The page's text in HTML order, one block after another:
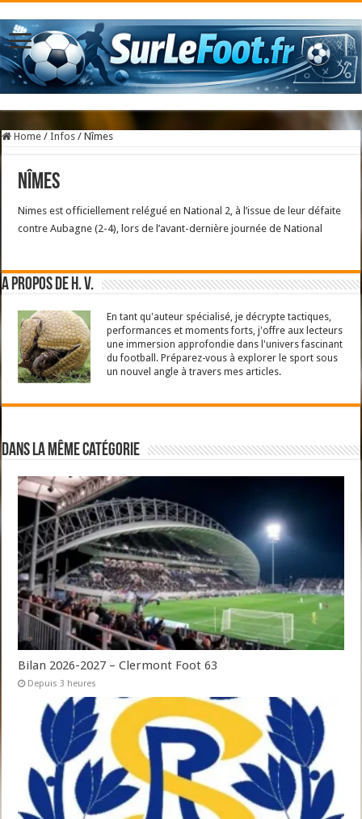
Home / Infos / Nîmes
Nîmes
Nimes est officiellement relégué en National 2, à l’issue de leur défaite
contre Aubagne (2-4), lors de l’avant-dernière journée de National
A propos de H. V.
En tant qu'auteur spécialisé, je décrypte tactiques,
performances et moments forts, j'offre aux lecteurs
une immersion approfondie dans l'univers fascinant
du football. Préparez-vous à explorer le sport sous
un nouvel angle à travers mes articles.
Dans la même catégorie
Bilan 2026-2027 – Clermont Foot 63
Depuis 3 heures